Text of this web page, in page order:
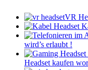
VR
wird’s erlaubt !
Headset kaufen